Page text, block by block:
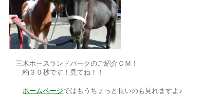
三木ホースランドパークのご紹介ＣＭ！
約３０秒です！見てね！！
ホームページではもうちょっと長いのも見れますよ♪